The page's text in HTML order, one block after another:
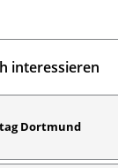
interessieren
Dortmund